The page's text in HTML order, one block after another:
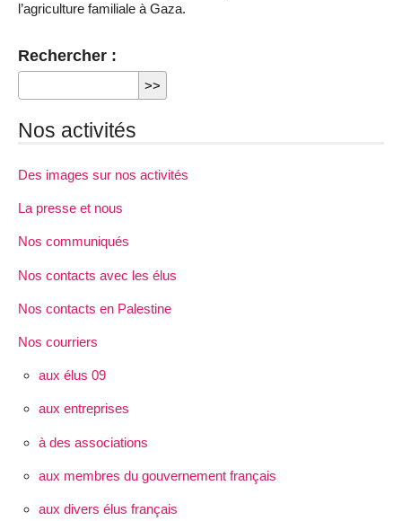
l’agriculture familiale à Gaza.
Rechercher :
Nos activités
Des images sur nos activités
La presse et nous
Nos communiqués
Nos contacts avec les élus
Nos contacts en Palestine
Nos courriers
aux élus 09
aux entreprises
à des associations
aux membres du gouvernement français
aux divers élus français